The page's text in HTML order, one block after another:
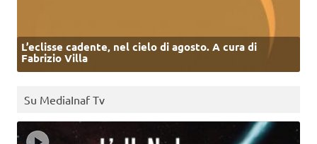
L’eclisse cadente, nel cielo di agosto. A cura di
Fabrizio Villa
Su MediaInaf Tv